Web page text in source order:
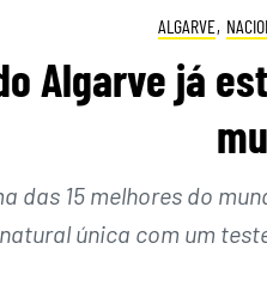
ALGARVE,
Algarve já
das 15 melhores do
natural única com um